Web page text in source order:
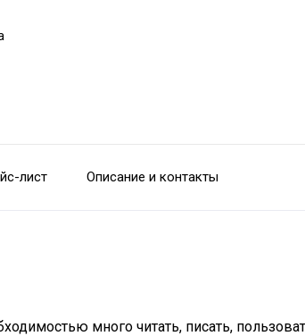
лист Описание и контакты
много читать, писать,